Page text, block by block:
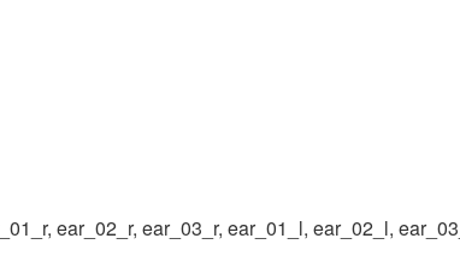
ear_02_r, ear_03_r, ear_01_l, ear_02_l,